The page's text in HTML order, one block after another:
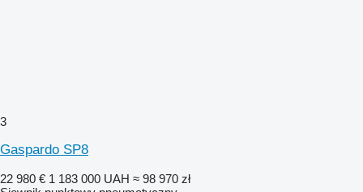
3
Gaspardo SP8
22 980 € 1 183 000 UAH ≈ 98 970 zł